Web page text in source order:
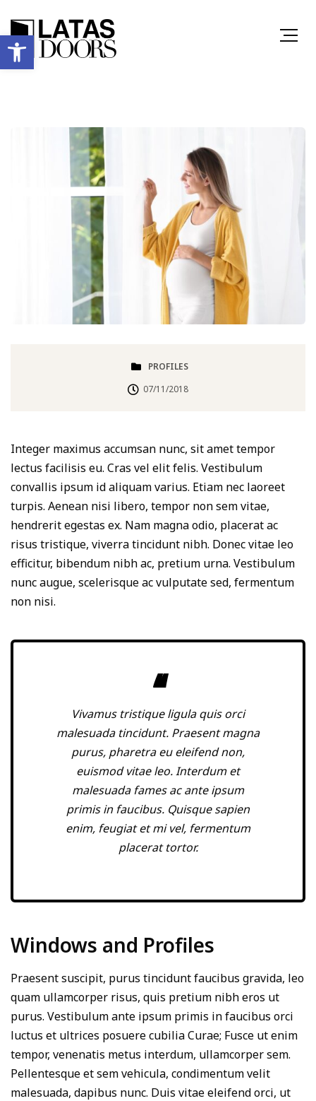
Ανοίξτε τη γραμμή εργαλείων
PROFILES
07/11/2018
Integer maximus accumsan nunc, sit amet tempor
lectus facilisis eu. Cras vel elit felis. Vestibulum
convallis ipsum id aliquam varius. Etiam nec laoreet
turpis. Aenean nisi libero, tempor non sem vitae,
hendrerit egestas ex. Nam magna odio, placerat ac
risus tristique, viverra tincidunt nibh. Donec vitae leo
efficitur, bibendum nibh ac, pretium urna. Vestibulum
nunc augue, scelerisque ac vulputate sed, fermentum
non nisi.
Vivamus tristique ligula quis orci
malesuada tincidunt. Praesent magna
purus, pharetra eu eleifend non,
euismod vitae leo. Interdum et
malesuada fames ac ante ipsum
primis in faucibus. Quisque sapien
enim, feugiat et mi vel, fermentum
placerat tortor.
Windows and Profiles
Praesent suscipit, purus tincidunt faucibus gravida, leo
quam ullamcorper risus, quis pretium nibh eros ut
purus. Vestibulum ante ipsum primis in faucibus orci
luctus et ultrices posuere cubilia Curae; Fusce ut enim
tempor, venenatis metus interdum, ullamcorper sem.
Pellentesque et sem vehicula, condimentum velit
malesuada, dapibus nunc. Duis vitae eleifend orci, ut